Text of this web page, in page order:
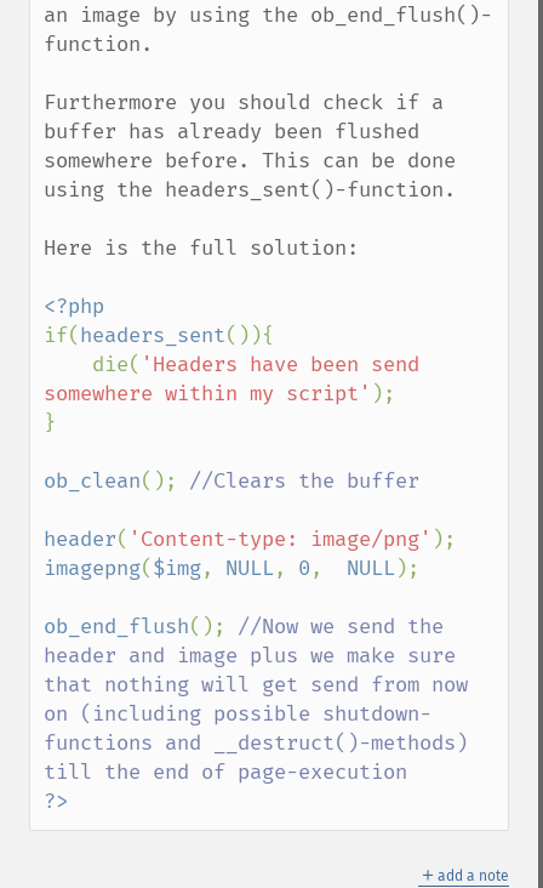
an image by using the ob_end_flush()-
function.
Furthermore you should check if a
buffer has already been flushed
somewhere before. This can be done
using the headers_sent()-function.
Here is the full solution:
if(headers_sent()){
    die(
'Headers have been send
somewhere within my script' );
}
ob_clean(); //Clears the buffer
header( 'Content-type: image/png'
imagepng($img, NULL, 0, NULL );
ob_end_flush(); //Now we send the
header and image plus we make sure
that nothing will get send from now
on (including possible shutdown-
functions and __destruct()-methods)
?>
＋ add a note